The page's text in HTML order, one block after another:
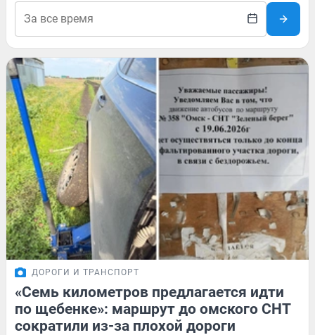
ДОРОГИ И ТРАНСПОРТ
«Семь километров предлагается идти
по щебенке»: маршрут до омского СНТ
сократили из-за плохой дороги